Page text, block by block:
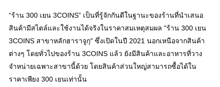
“ร้าน 300 เยน 3COINS” เป็นที่รู้จักกันดีในฐานะของร้านที่นำเสนอ
สินค้ามีสไตล์และใช้งานได้จริงในราคาสมเหตุสมผล "ร้าน 300 เยน
3COINS สาขาหลักฮาราจูกุ" ซึ่งเปิดในปี 2021 นอกเหนือจากสินค้า
ต่างๆ โดยทั่วไปของร้าน 3COINS แล้ว ยังมีสินค้าและอาหารที่วาง
จำหน่ายเฉพาะสาขานี้ด้วย โดยสินค้าส่วนใหญ่สามารถซื้อได้ใน
ราคาเพียง 300 เยนเท่านั้น